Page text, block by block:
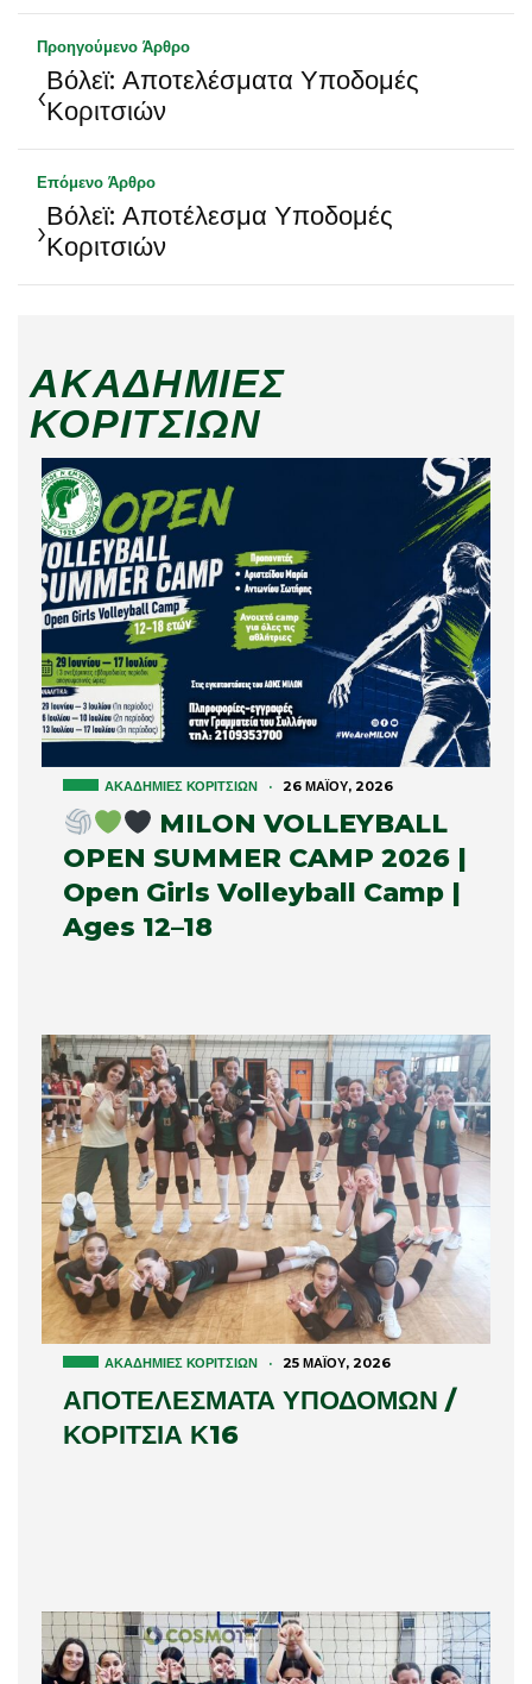
Προηγούμενο Άρθρο
‹Βόλεϊ: Αποτελέσματα Υποδομές
Κοριτσιών
Επόμενο Άρθρο
›Βόλεϊ: Αποτέλεσμα Υποδομές
Κοριτσιών
ΑΚΑΔΗΜΊΕΣ
ΚΟΡΙΤΣΙΏΝ
ΑΚΑΔΗΜΊΕΣ ΚΟΡΙΤΣΙΏΝ · 26 ΜΑΪ́ΟΥ, 2026
MILON VOLLEYBALL
OPEN SUMMER CAMP 2026 |
Open Girls Volleyball Camp |
Ages 12–18
ΑΚΑΔΗΜΊΕΣ ΚΟΡΙΤΣΙΏΝ · 25 ΜΑΪ́ΟΥ, 2026
ΑΠΟΤΕΛΕΣΜΑΤΑ ΥΠΟΔΟΜΩΝ /
ΚΟΡΙΤΣΙΑ Κ16